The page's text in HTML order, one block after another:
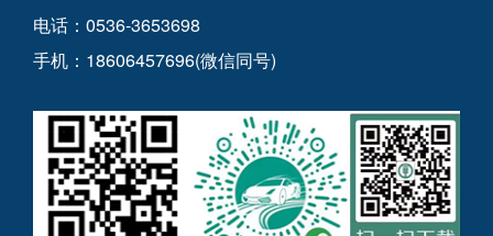
电话：0536-3653698
手机：18606457696(微信同号)